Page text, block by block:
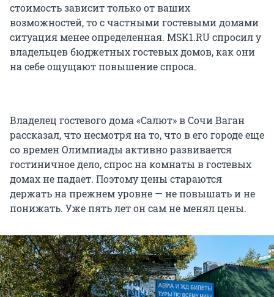
стоимость зависит только от ваших
возможностей, то с частными гостевыми домами
ситуация менее определенная. MSK1.RU спросил у
владельцев бюджетных гостевых домов, как они
на себе ощущают повышение спроса.
Владелец гостевого дома «Салют» в Сочи Ваган
рассказал, что несмотря на то, что в его городе еще
со времен Олимпиады активно развивается
гостиничное дело, спрос на комнаты в гостевых
домах не падает. Поэтому цены стараются
держать на прежнем уровне — не повышать и не
понижать. Уже пять лет он сам не менял цены.